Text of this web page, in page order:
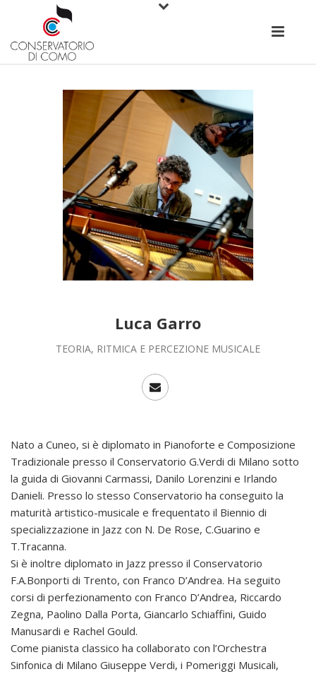
Luca Garro
TEORIA, RITMICA E PERCEZIONE MUSICALE
Nato a Cuneo, si è diplomato in Pianoforte e Composizione
Tradizionale presso il Conservatorio G.Verdi di Milano sotto
la guida di Giovanni Carmassi, Danilo Lorenzini e Irlando
Danieli. Presso lo stesso Conservatorio ha conseguito la
maturità artistico-musicale e frequentato il Biennio di
specializzazione in Jazz con N. De Rose, C.Guarino e
T.Tracanna.
Si è inoltre diplomato in Jazz presso il Conservatorio
F.A.Bonporti di Trento, con Franco D’Andrea. Ha seguito
corsi di perfezionamento con Franco D’Andrea, Riccardo
Zegna, Paolino Dalla Porta, Giancarlo Schiaffini, Guido
Manusardi e Rachel Gould.
Come pianista classico ha collaborato con l’Orchestra
Sinfonica di Milano Giuseppe Verdi, i Pomeriggi Musicali,